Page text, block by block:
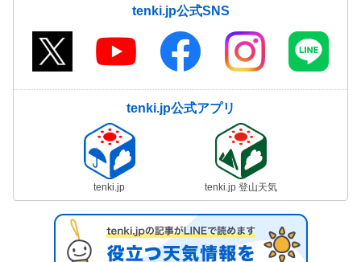
tenki.jp公式SNS
tenki.jp公式アプリ
tenki.jp tenki.jp 登山天気